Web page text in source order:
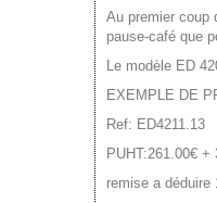
Au premier coup
pause-café que
Le modèle ED
EXEMPLE DE
Ref: ED4211.13
PUHT:261.00€ +
remise a déduire